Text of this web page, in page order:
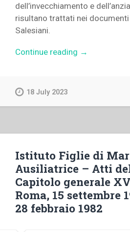
dell’invecchiamento e
risultano trattati nei documenti
Salesiani.
Continue reading “Ramón
dell’anziano
nei
documenti
salesiani”
in
“Colloqui
sulla
→
18 July 2023
Istituto Figlie di
Ausiliatrice – Atti
Capitolo generale
Roma, 15 settembre
28 febbraio 1982